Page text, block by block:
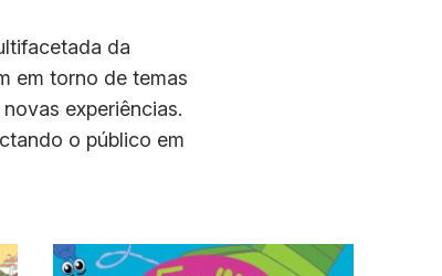
da
em torno de temas
experiências.
o público em